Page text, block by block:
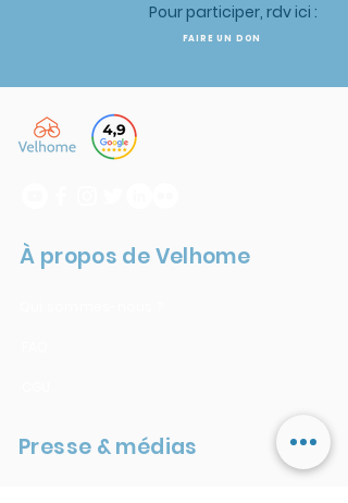
Pour participer, rdv ici :
FAIRE UN DON
À propos de Velhome
Presse & médias